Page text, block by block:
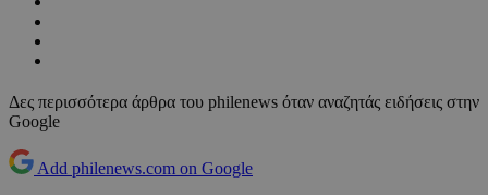
Δες περισσότερα άρθρα του philenews όταν αναζητάς ειδήσεις στην
Google
Add philenews.com on Google